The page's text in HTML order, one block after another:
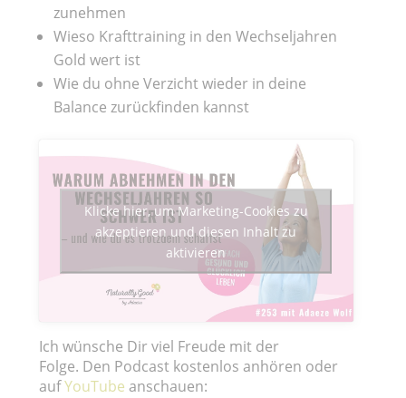
zunehmen
Wieso Krafttraining in den Wechseljahren
Gold wert ist
Wie du ohne Verzicht wieder in deine
Balance zurückfinden kannst
Klicke hier, um Marketing-Cookies zu
akzeptieren und diesen Inhalt zu
aktivieren
Ich wünsche Dir viel Freude mit der
Folge. Den Podcast kostenlos anhören oder
aufYouTube anschauen: